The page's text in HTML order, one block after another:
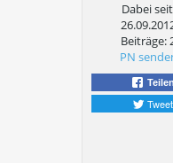
Dabei
Beiträge:
PN
Teilen
Tweet